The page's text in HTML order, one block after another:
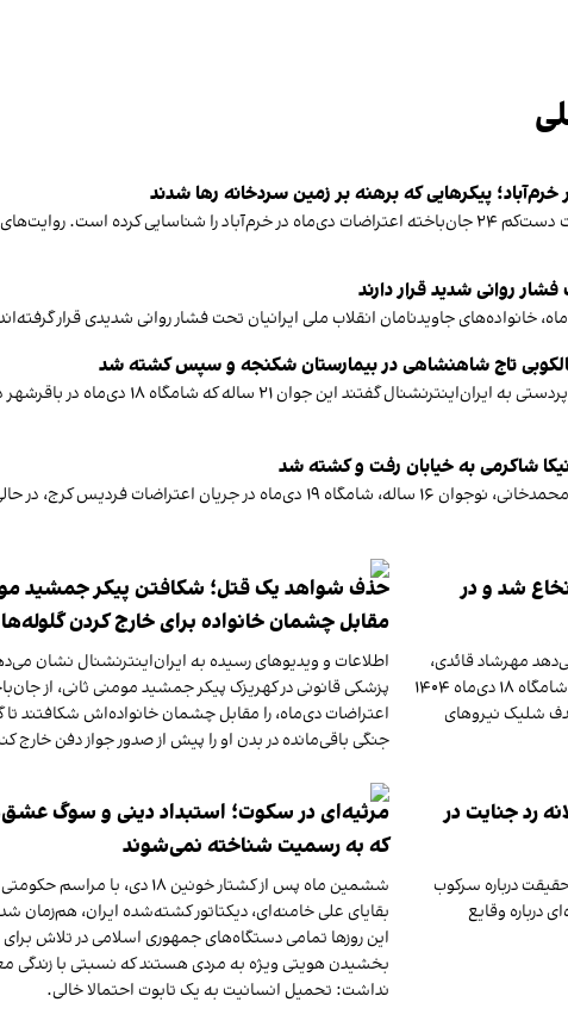
پیکر‌هایی که برهنه بر زمین سردخانه رها شدند
کارزار «کشف حقیقت» ایران‌اینترنشنال هویت دست‌کم ۲۴ جان‌باخته اعتراضات دی‌ماه در خرم‌آباد
روانی شدید قرار دارند
تاج شاهنشاهی در بیمارستان شکنجه و سپس کشته شد
منابع نزدیک به خانواده امیرحسین
نیکا شاکرمی به خیابان رفت و کشته شد
منابع مطلع به ایران‌اینترنشنال گفتند یلدا محمدخانی، نوجوان ۱۶
شد و در
مهرشاد قائدی،
جوان ۲۵ ساله اهل ممسنی و ساکن تهران، شامگاه ۱۸ دی‌ماه ۱۴۰۴
شلیک نیروهای
حذف شواهد یک قتل؛ شکافتن پیکر جمشید
مقابل چشمان خانواده برای خارج کردن گلوله‌ها
اطلاعات و ویدیوهای رسیده به ایران‌اینترنشنال نشان
پزشکی قانونی در کهریزک پیکر جمشید مومنی ثانی، از
اعتراضات دی‌ماه، را مقابل چشمان خانواده‌اش شکافتند تا
جنگی باقی‌مانده در بدن او را پیش از صدور جواز دفن خارج
رد جنایت در
درباره سرکوب
درباره وقایع
مرثیه‌ای در سکوت؛ استبداد دینی و سوگ
که به رسمیت شناخته نمی‌شوند
ششمین ماه پس از کشتار خونین ۱۸ دی، با مراسم
بقایای علی خامنه‌ای، دیکتاتور کشته‌شده ایران، هم‌زمان
این روزها تمامی دستگاه‌های جمهوری اسلامی در تلاش برای
بخشیدن هویتی ویژه به مردی هستند که نسبتی با زندگی
نداشت: تحمیل انسانیت به یک تابوت احتمالا خالی.